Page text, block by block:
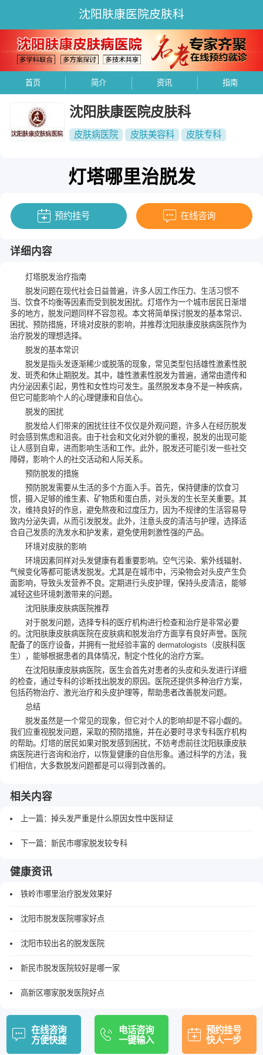
沈阳肤康医院皮肤科
首页 简介 资讯 指南
沈阳肤康医院皮肤科
皮肤病医院 皮肤美容科 皮肤专科
灯塔哪里治脱发
预约挂号 在线咨询
详细内容
灯塔脱发治疗指南
脱发问题在现代社会日益普遍，许多人因工作压力、生活习惯不
当、饮食不均衡等因素而受到脱发困扰。灯塔作为一个城市居民日渐增
多的地方，脱发问题同样不容忽视。本文将简单探讨脱发的基本常识、
困扰、预防措施，环境对皮肤的影响，并推荐沈阳肤康皮肤病医院作为
治疗脱发的理想选择。
脱发的基本常识
脱发是指头发逐渐稀少或脱落的现象，常见类型包括雄性激素性脱
发、斑秃和休止期脱发。其中，雄性激素性脱发为普遍，通常由遗传和
内分泌因素引起，男性和女性均可发生。虽然脱发本身不是一种疾病，
但它可能影响个人的心理健康和自信心。
脱发的困扰
脱发给人们带来的困扰往往不仅仅是外观问题，许多人在经历脱发
时会感到焦虑和沮丧。由于社会和文化对外貌的重视，脱发的出现可能
让人感到自卑，进而影响生活和工作。此外，脱发还可能引发一些社交
障碍，影响个人的社交活动和人际关系。
预防脱发的措施
预防脱发需要从生活的多个方面入手。首先，保持健康的饮食习
惯，摄入足够的维生素、矿物质和蛋白质，对头发的生长至关重要。其
次，维持良好的作息，避免熬夜和过度压力，因为不规律的生活容易导
致内分泌失调，从而引发脱发。此外，注意头皮的清洁与护理，选择适
合自己发质的洗发水和护发素，避免使用刺激性强的产品。
环境对皮肤的影响
环境因素同样对头发健康有着重要影响。空气污染、紫外线辐射、
气候变化等都可能诱发脱发。尤其是在城市中，污染物会对头皮产生负
面影响，导致头发营养不良。定期进行头皮护理，保持头皮清洁，能够
减轻这些环境刺激带来的问题。
沈阳肤康皮肤病医院推荐
对于脱发问题，选择专科的医疗机构进行检查和治疗是非常必要
的。沈阳肤康皮肤病医院在皮肤病和脱发治疗方面享有良好声誉。医院
配备了的医疗设备，并拥有一批经验丰富的 dermatologists（皮肤科医
生），能够根据患者的具体情况，制定个性化的治疗方案。
在沈阳肤康皮肤病医院，医生会首先对患者的头皮和头发进行详细
的检查，通过专科的诊断找出脱发的原因。医院还提供多种治疗方案，
包括药物治疗、激光治疗和头皮护理等，帮助患者改善脱发问题。
总结
脱发虽然是一个常见的现象，但它对个人的影响却是不容小觑的。
我们应重视脱发问题，采取的预防措施，并在必要时寻求专科医疗机构
的帮助。灯塔的居民如果对脱发感到困扰，不妨考虑前往沈阳肤康皮肤
病医院进行咨询和治疗，以恢复健康的自信形象。通过科学的方法，我
们相信，大多数脱发问题都是可以得到改善的。
相关内容
上一篇： 掉头发严重是什么原因女性中医辩证
下一篇： 新民市哪家脱发较专科
健康资讯
铁岭市哪里治疗脱发效果好
沈阳市脱发医院哪家好点
沈阳市较出名的脱发医院
新民市脱发医院较好是哪一家
高新区哪家脱发医院好点
在线咨询
方便快捷
电话咨询
一键输入
预约挂号
快人一步